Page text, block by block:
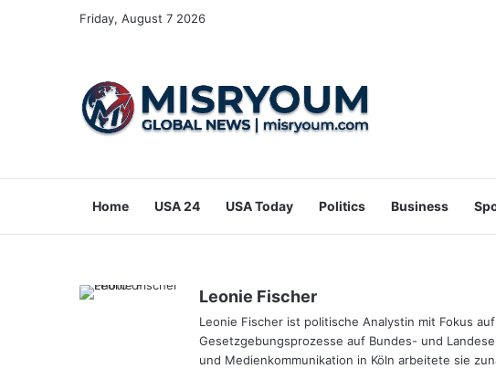
Friday, August 7 2026
Home USA 24 USA Today Politics Business
Leonie Fischer
Leonie Fischer ist politische Analystin mit Fokus
Gesetzgebungsprozesse auf Bundes- und
und Medienkommunikation in Köln arbeitete sie